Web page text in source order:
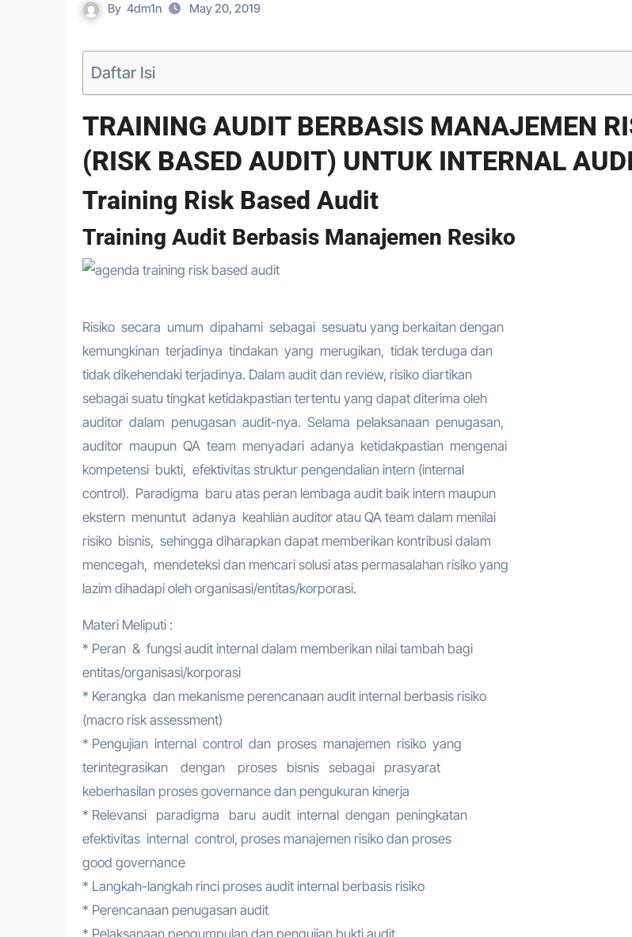
By 4dm1n May 20, 2019
Daftar Isi
TRAINING AUDIT BERBASIS MANAJEMEN
(RISK BASED AUDIT) UNTUK INTERNAL
Training Risk Based Audit
Training Audit Berbasis Manajemen Resiko
Risiko secara umum dipahami sebagai sesuatu yang berkaitan dengan
kemungkinan terjadinya tindakan yang merugikan, tidak terduga dan
tidak dikehendaki terjadinya. Dalam audit dan review, risiko diartikan
sebagai suatu tingkat ketidakpastian tertentu yang dapat diterima oleh
auditor dalam penugasan audit-nya. Selama pelaksanaan penugasan,
auditor maupun QA team menyadari adanya ketidakpastian mengenai
kompetensi bukti, efektivitas struktur pengendalian intern (internal
control). Paradigma baru atas peran lembaga audit baik intern maupun
ekstern menuntut adanya keahlian auditor atau QA team dalam menilai
risiko bisnis, sehingga diharapkan dapat memberikan kontribusi dalam
mencegah, mendeteksi dan mencari solusi atas permasalahan risiko yang
lazim dihadapi oleh organisasi/entitas/korporasi.
Materi Meliputi :
* Peran & fungsi audit internal dalam memberikan nilai tambah bagi
entitas/organisasi/korporasi
* Kerangka dan mekanisme perencanaan audit internal berbasis risiko
(macro risk assessment)
* Pengujian internal control dan proses manajemen risiko yang
terintegrasikan dengan proses bisnis sebagai prasyarat
keberhasilan proses governance dan pengukuran kinerja
* Relevansi paradigma baru audit internal dengan peningkatan
efektivitas internal control, proses manajemen risiko dan proses
good governance
* Langkah-langkah rinci proses audit internal berbasis risiko
* Perencanaan penugasan audit
* Pelaksanaan pengumpulan dan pengujian bukti audit